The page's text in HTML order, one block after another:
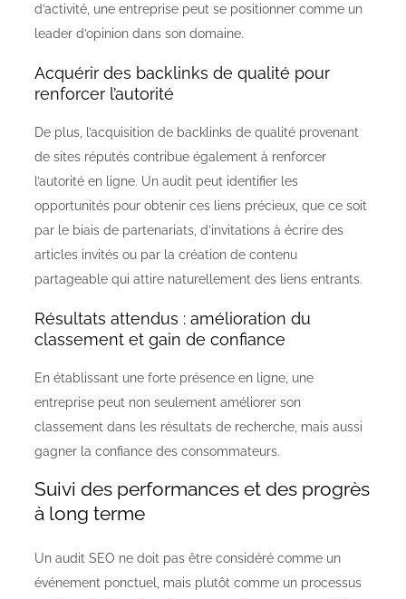
d’activité, une entreprise peut se positionner comme un
leader d’opinion dans son domaine.
Acquérir des backlinks de qualité pour
renforcer l’autorité
De plus, l’acquisition de backlinks de qualité provenant
de sites réputés contribue également à renforcer
l’autorité en ligne. Un audit peut identifier les
opportunités pour obtenir ces liens précieux, que ce soit
par le biais de partenariats, d’invitations à écrire des
articles invités ou par la création de contenu
partageable qui attire naturellement des liens entrants.
Résultats attendus : amélioration du
classement et gain de confiance
En établissant une forte présence en ligne, une
entreprise peut non seulement améliorer son
classement dans les résultats de recherche, mais aussi
gagner la confiance des consommateurs.
Suivi des performances et des progrès
à long terme
Un audit SEO ne doit pas être considéré comme un
événement ponctuel, mais plutôt comme un processus